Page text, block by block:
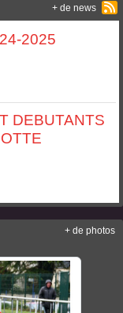
2025
DEBUTANTS
+ de news
+ de photos